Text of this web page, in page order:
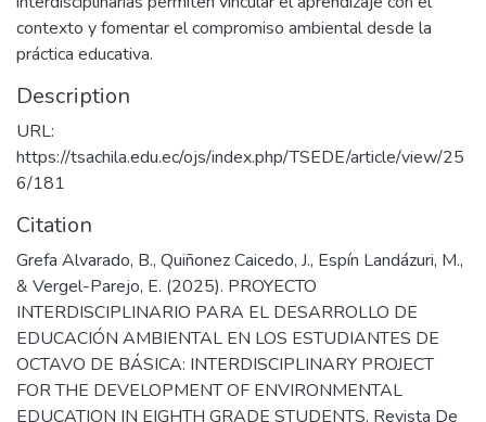
contexto y fomentar el compromiso ambiental desde la
práctica educativa.
Description
URL:
https://tsachila.edu.ec/ojs/index.php/TSEDE/article/view/25
6/181
Citation
Grefa Alvarado, B., Quiñonez Caicedo, J., Espín Landázuri, M.,
& Vergel-Parejo, E. (2025). PROYECTO
INTERDISCIPLINARIO PARA EL DESARROLLO DE
EDUCACIÓN AMBIENTAL EN LOS ESTUDIANTES DE
OCTAVO DE BÁSICA: INTERDISCIPLINARY PROJECT
FOR THE DEVELOPMENT OF ENVIRONMENTAL
EDUCATION IN EIGHTH GRADE STUDENTS. Revista De